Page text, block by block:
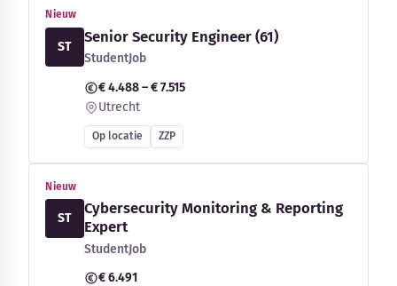
Nieuw
ST
Senior Security Engineer (61)
StudentJob
€ 4.488 – € 7.515
Utrecht
Op locatie ZZP
Nieuw
ST
Cybersecurity Monitoring & Reporting
Expert
StudentJob
€ 6.491